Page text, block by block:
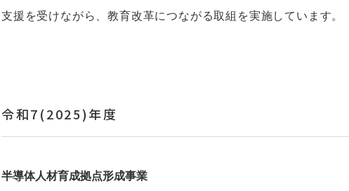
支援を受けながら、教育改革につながる取組を実施しています。
令和7(2025)年度
半導体人材育成拠点形成事業